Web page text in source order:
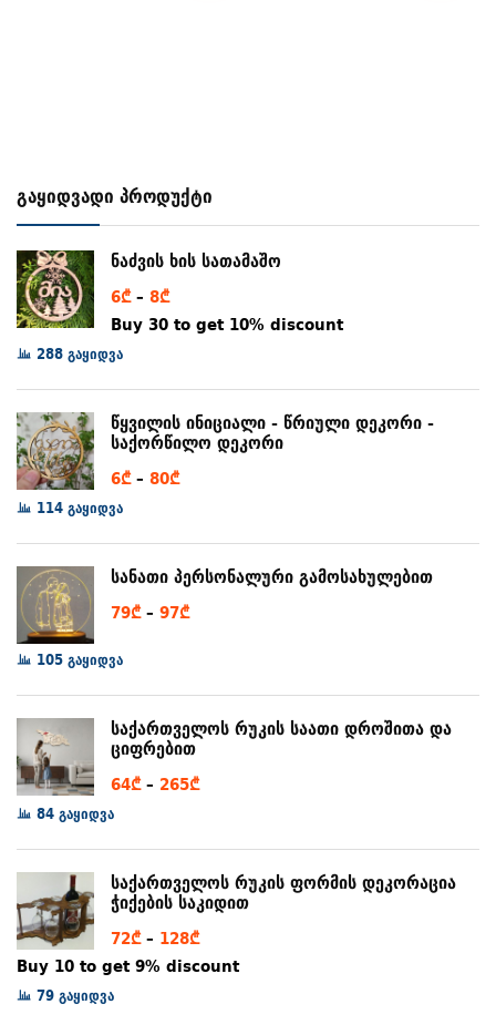
გაყიდვადი პროდუქტი
ნაძვის ხის სათამაშო
6₾ – 8₾Price
range:
Buy 30 to get 10% discount
288 გაყიდვა
წყვილის ინიციალი - წრიული დეკორი -
საქორწილო დეკორი
6₾ – 80₾Price
through
80₾
114 გაყიდვა
სანათი პერსონალური გამოსახულებით
79₾ – 97₾Price
through
97₾
105 გაყიდვა
საქართველოს რუკის საათი დროშითა და
ციფრებით
64₾ – 265₾Price
through
265₾
84 გაყიდვა
საქართველოს რუკის ფორმის დეკორაცია
ჭიქების საკიდით
72₾ – 128₾Price
range:
Buy 10 to get 9% discount
79 გაყიდვა